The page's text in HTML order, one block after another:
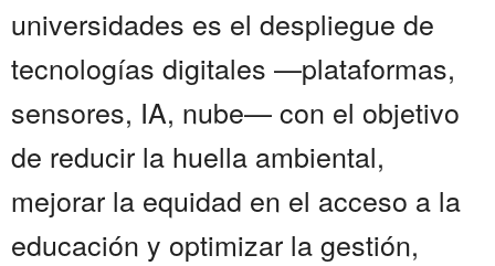
universidades es el despliegue de
tecnologías digitales —plataformas,
sensores, IA, nube— con el objetivo
de reducir la huella ambiental,
mejorar la equidad en el acceso a la
educación y optimizar la gestión,